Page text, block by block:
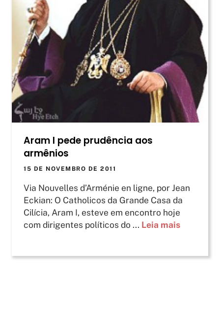
Aram I pede prudência aos
armênios
15 DE NOVEMBRO DE 2011
Via Nouvelles d’Arménie en ligne, por Jean
Eckian: O Catholicos da Grande Casa da
Cilícia, Aram I, esteve em encontro hoje
com dirigentes políticos do ... Leia mais